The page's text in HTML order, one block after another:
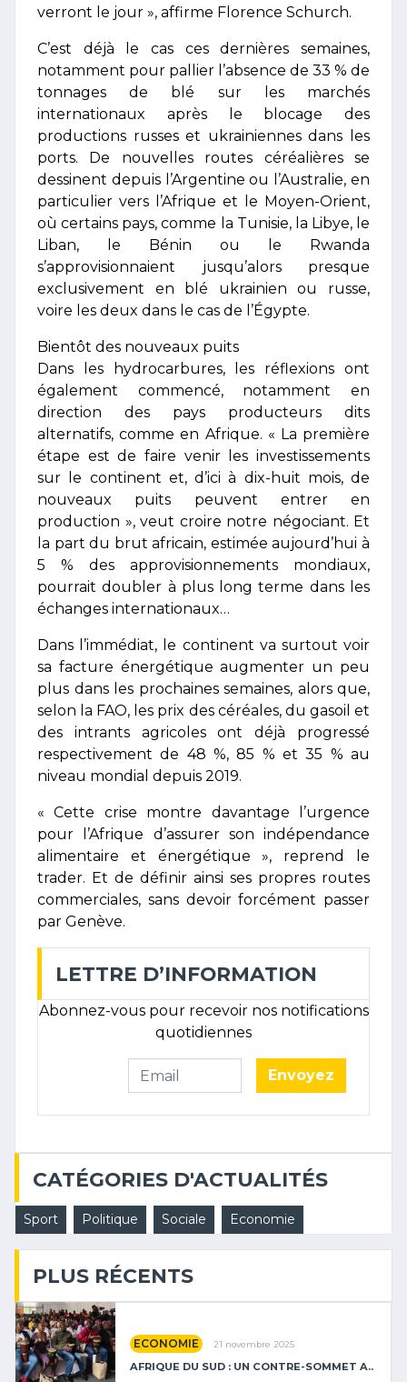
verront le jour », affirme Florence Schurch.
C’est déjà le cas ces dernières semaines,
notamment pour pallier l’absence de 33 % de
tonnages de blé sur les marchés
internationaux après le blocage des
productions russes et ukrainiennes dans les
ports. De nouvelles routes céréalières se
dessinent depuis l’Argentine ou l’Australie, en
particulier vers l’Afrique et le Moyen-Orient,
où certains pays, comme la Tunisie, la Libye, le
Liban, le Bénin ou le Rwanda
s’approvisionnaient jusqu’alors presque
exclusivement en blé ukrainien ou russe,
voire les deux dans le cas de l’Égypte.
Bientôt des nouveaux puits
Dans les hydrocarbures, les réflexions ont
également commencé, notamment en
direction des pays producteurs dits
alternatifs, comme en Afrique. « La première
étape est de faire venir les investissements
sur le continent et, d’ici à dix-huit mois, de
nouveaux puits peuvent entrer en
production », veut croire notre négociant. Et
la part du brut africain, estimée aujourd’hui à
5 % des approvisionnements mondiaux,
pourrait doubler à plus long terme dans les
échanges internationaux…
Dans l’immédiat, le continent va surtout voir
sa facture énergétique augmenter un peu
plus dans les prochaines semaines, alors que,
selon la FAO, les prix des céréales, du gasoil et
des intrants agricoles ont déjà progressé
respectivement de 48 %, 85 % et 35 % au
niveau mondial depuis 2019.
« Cette crise montre davantage l’urgence
pour l’Afrique d’assurer son indépendance
alimentaire et énergétique », reprend le
trader. Et de définir ainsi ses propres routes
commerciales, sans devoir forcément passer
par Genève.
LETTRE D’INFORMATION
Abonnez-vous pour recevoir nos notifications
quotidiennes
Envoyez
CATÉGORIES D'ACTUALITÉS
Sport Politique Sociale Economie
PLUS RÉCENTS
ECONOMIE 21 novembre 2025
AFRIQUE DU SUD : UN CONTRE-SOMMET A..